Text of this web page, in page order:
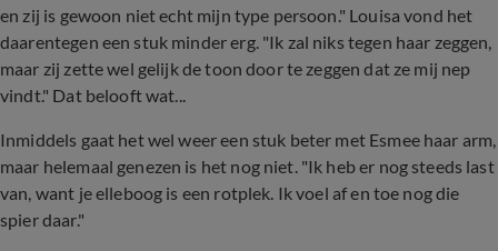
en zij is gewoon niet echt mijn type persoon." Louisa vond het
daarentegen een stuk minder erg. "Ik zal niks tegen haar zeggen,
maar zij zette wel gelijk de toon door te zeggen dat ze mij nep
vindt." Dat belooft wat...
Inmiddels gaat het wel weer een stuk beter met Esmee haar arm,
maar helemaal genezen is het nog niet. "Ik heb er nog steeds last
van, want je elleboog is een rotplek. Ik voel af en toe nog die
spier daar."